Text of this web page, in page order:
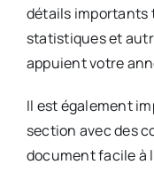
détails importants
statistiques et
appuient votre
Il est également
section avec des
document facile à